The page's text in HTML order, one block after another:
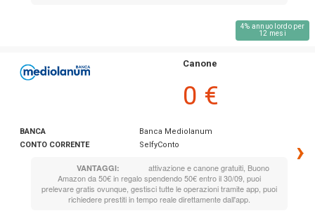
4% annuo lordo per
12 mesi
BANCA
Banca Mediolanum
CONTO CORRENTE
SelfyConto
VANTAGGI:
attivazione e canone gratuiti, Buono
Amazon da 50€ in regalo spendendo 50€ entro il 30/09, puoi
prelevare gratis ovunque, gestisci tutte le operazioni tramite app, puoi
richiedere prestiti in tempo reale direttamente dall'app.
Canone
0 €
›